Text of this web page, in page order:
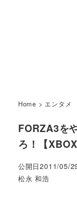
Home > エンタメ
FORZA3を
ろ！【
公開日2011/05/
著
松永 和浩